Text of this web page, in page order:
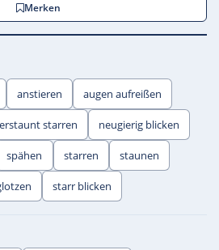
Merken
anstieren augen aufreißen
erstaunt starren neugierig blicken
spähen starren staunen
starr blicken